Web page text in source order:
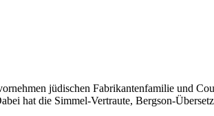
jüdischen Fabrikantenfamilie und
hat die Simmel-Vertraute, Bergson-